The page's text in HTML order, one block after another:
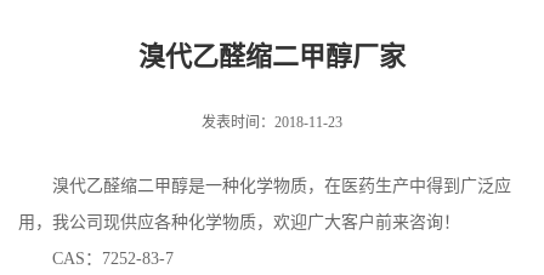
溴代乙醛缩二甲醇厂家
发表时间：2018-11-23
溴代乙醛缩二甲醇是一种化学物质，在医药生产中得到广泛应
用，我公司现供应各种化学物质，欢迎广大客户前来咨询！
CAS：7252-83-7